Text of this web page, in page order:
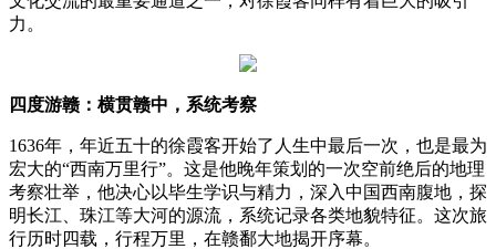
力。
四度游赣：横贯赣中，系统考察
1636年，年近五十的徐霞客开始了人生中最后一次，也是最为
宏大的“西南万里行”。这是他晚年策划的一次空前绝后的地理
考察壮举，他决心以毕生学识与精力，深入中国西南腹地，探
明长江、珠江等大河的源流，系统记录各类地貌特征。这次旅
行历时四载，行程万里，在赣鄱大地揭开序幕。